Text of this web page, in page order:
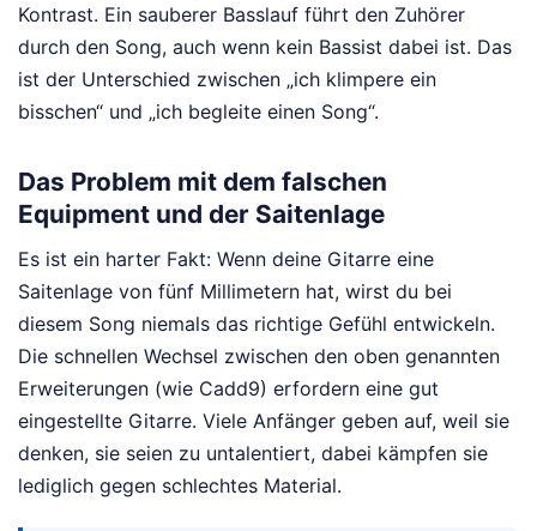
Kontrast. Ein sauberer Basslauf führt den Zuhörer
durch den Song, auch wenn kein Bassist dabei ist. Das
ist der Unterschied zwischen „ich klimpere ein
bisschen“ und „ich begleite einen Song“.
Das Problem mit dem falschen
Equipment und der Saitenlage
Es ist ein harter Fakt: Wenn deine Gitarre eine
Saitenlage von fünf Millimetern hat, wirst du bei
diesem Song niemals das richtige Gefühl entwickeln.
Die schnellen Wechsel zwischen den oben genannten
Erweiterungen (wie Cadd9) erfordern eine gut
eingestellte Gitarre. Viele Anfänger geben auf, weil sie
denken, sie seien zu untalentiert, dabei kämpfen sie
lediglich gegen schlechtes Material.